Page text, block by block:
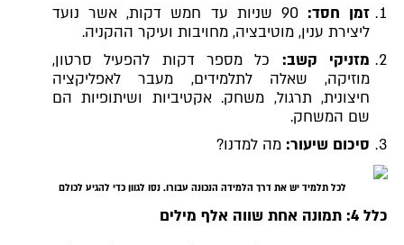
זמן חסד:
90 שניות עד חמש דקות, אשר נועד
ליצירת ענין, מוטיבציה, מחויבות ועיקר ההקניה.
מזניקי קשב: כל מספר דקות להפעיל סרטון,
מוזיקה, שאלה לתלמידים, מעבר לאפליקציה
חיצונית, תרגול, משחק. אקטיביות ושיתופיות הם
שם המשחק.
סיכום שיעור: מה למדנו?
לכל תלמיד יש את דרך הלמידה הנכונה עבורו. נסו לגוון כדי להגיע לכולם
כלל 4: תמונה אחת שווה אלף מילים